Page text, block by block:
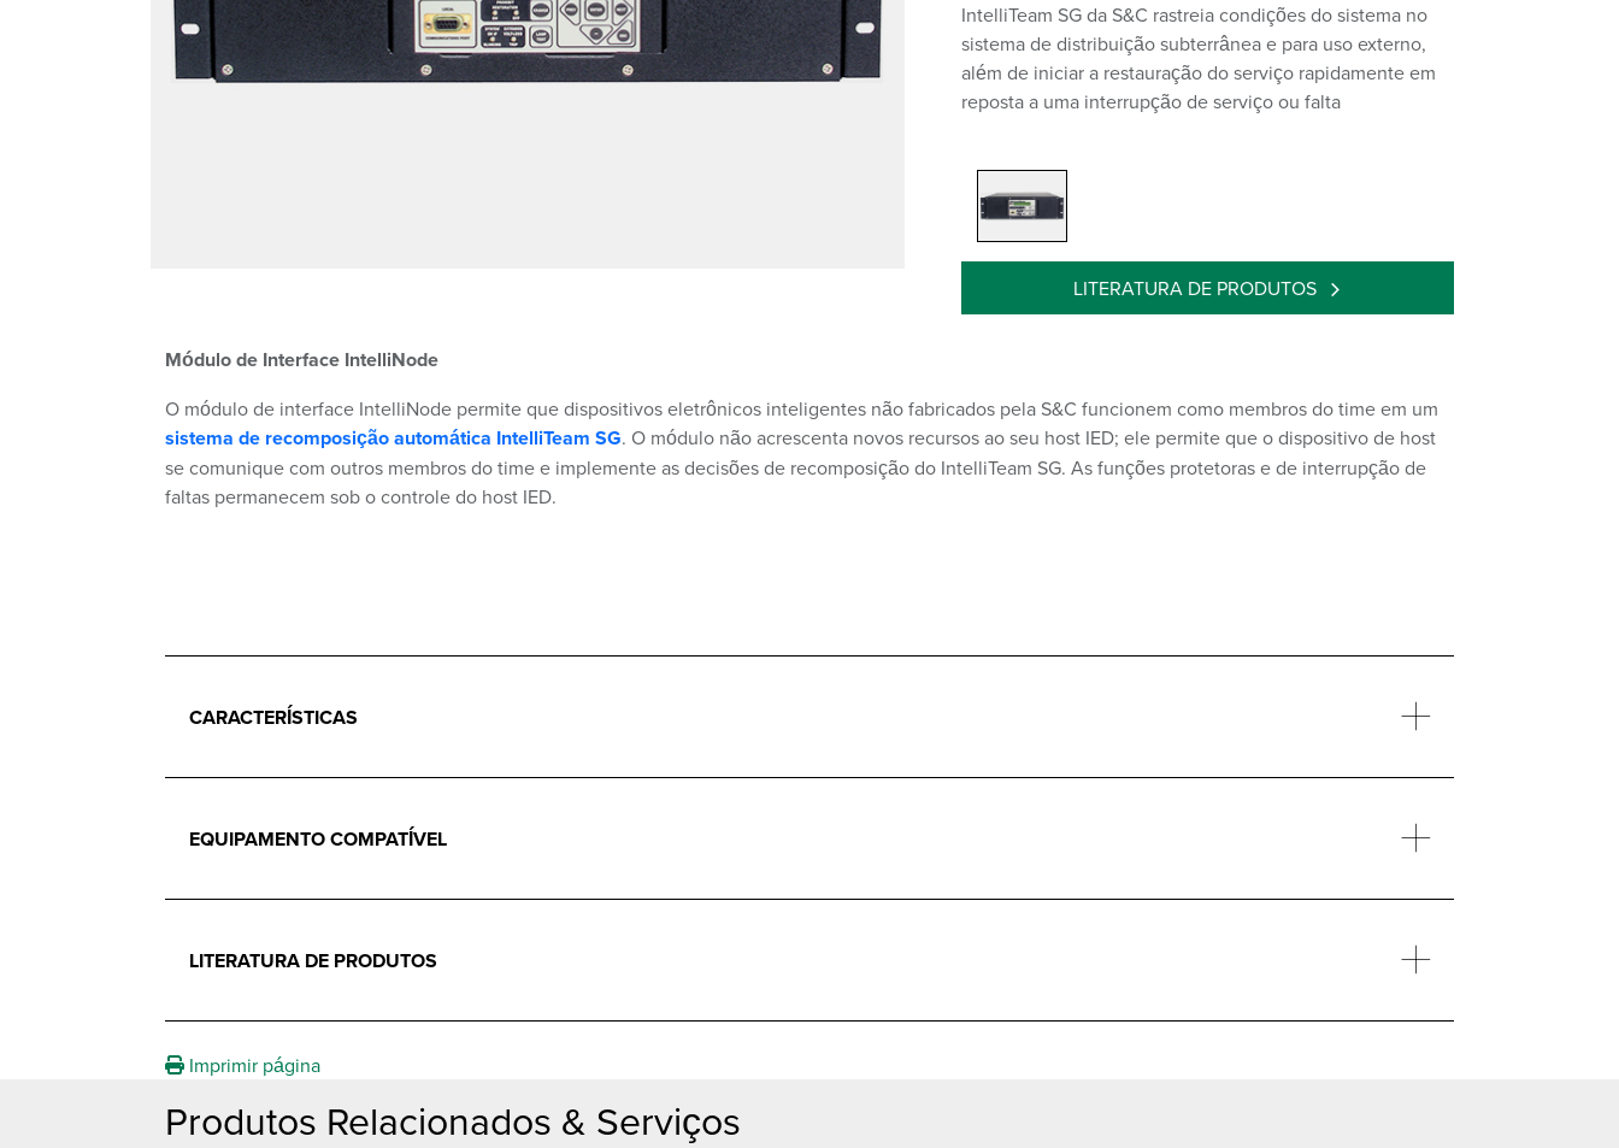
IntelliTeam SG da S&C rastreia condições do sistema no
sistema de distribuição subterrânea e para uso externo,
além de iniciar a restauração do serviço rapidamente em
reposta a uma interrupção de serviço ou falta
LITERATURA DE PRODUTOS
Módulo de Interface IntelliNode
O módulo de interface IntelliNode permite que dispositivos eletrônicos inteligentes não fabricados pela S&C funcionem como membros do time em um
sistema de recomposição automática IntelliTeam SG. O módulo não acrescenta novos recursos ao seu host IED; ele permite que o dispositivo de host
se comunique com outros membros do time e implemente as decisões de recomposição do IntelliTeam SG. As funções protetoras e de interrupção de
faltas permanecem sob o controle do host IED.
CARACTERÍSTICAS
EQUIPAMENTO COMPATÍVEL
LITERATURA DE PRODUTOS
Imprimir página
Produtos Relacionados & Serviços